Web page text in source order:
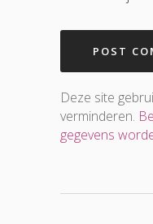
Deze site
verminderen.
gegevens